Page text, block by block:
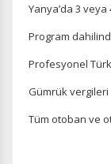
Yanya’da 3
Program
Profesyonel
Gümrük vergileri
Tüm otoban ve